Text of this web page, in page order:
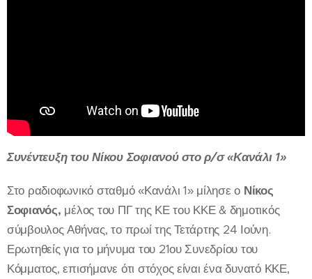
Συνέντευξη του Νίκου Σοφιανού στο ρ/σ «Κανάλι 1»
Στο ραδιοφωνικό σταθμό «Κανάλι 1» μίλησε ο Νίκος
Σοφιανός, μέλος του ΠΓ της ΚΕ του ΚΚΕ & δημοτικός
σύμβουλος Αθήνας, το πρωί της Τετάρτης 24 Ιούνη.
Ερωτηθείς για το μήνυμα του 21ου Συνεδρίου του
Κόμματος, επισήμανε ότι στόχος είναι ένα δυνατό ΚΚΕ,